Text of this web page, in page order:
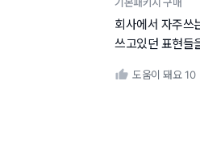
회사에서 자주쓰
쓰고있던 표현들
도움이 돼요 10